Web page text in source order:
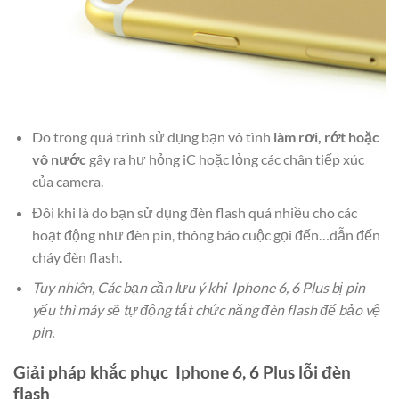
Do trong quá trình sử dụng bạn vô tình làm rơi, rớt hoặc
vô nướcgây ra hư hỏng iC hoặc lỏng các chân tiếp xúc
của camera.
Đôi khi là do bạn sử dụng đèn flash quá nhiều cho các
hoạt động như đèn pin, thông báo cuộc gọi đến…dẫn đến
cháy đèn flash.
Tuy nhiên, Các bạn cần lưu ý khi Iphone 6, 6 Plus bị pin
yếu thì máy sẽ tự động tắt chức năng đèn flash để bảo vệ
pin.
Giải pháp khắc phục Iphone 6, 6 Plus lỗi đèn
flash